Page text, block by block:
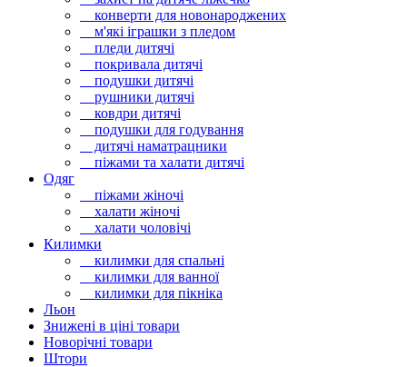
конверти для новонароджених
м'які іграшки з пледом
пледи дитячі
покривала дитячі
подушки дитячі
рушники дитячі
ковдри дитячі
подушки для годування
дитячі наматрацники
піжами та халати дитячі
Одяг
піжами жіночі
халати жіночі
халати чоловічі
Килимки
килимки для спальні
килимки для ванної
килимки для пікніка
Льон
Знижені в ціні товари
Новорічні товари
Штори